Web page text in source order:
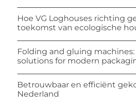
Hoe VG Loghouses richting
toekomst van ecologische
Folding and gluing
solutions for modern
Betrouwbaar en efficiënt
Nederland